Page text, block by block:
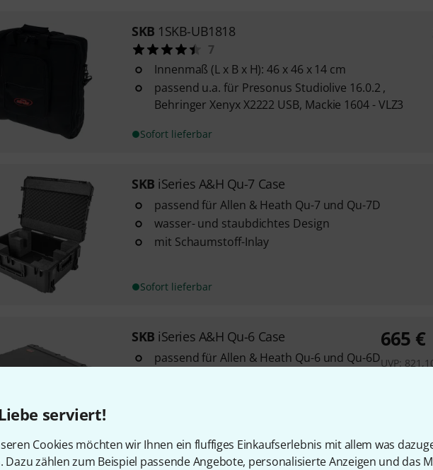
serviert!
Cookies möchten wir Ihnen ein fluffiges Einkaufserlebnis mit allem was
Dazu zählen zum Beispiel passende Angebote, personalisierte Anzeigen und das
SKB 1SKB-UB1818
7
Innenmaß (L x B x H): 46 x 46 x 14 cm
passend u.a. für Presonus Studiolive 16.0.2 ,
Behringer Xenyx X2222 USB, Mackie 1604 - VLZ3
Sofort lieferbar
SKB iSeries A&H Qu-7 Case
passend für Allen & Heath Qu-7 und Qu-7D
wasser- und staubdichtes Design
mit Schaumstoff-Inlay
Sofort lieferbar
SKB iSeries A&H Qu-6 Case
passend für Allen & Heath Qu-6 und Qu-6D
Kurzfristig lieferbar (2–5 Tage)
665 €
UVP: